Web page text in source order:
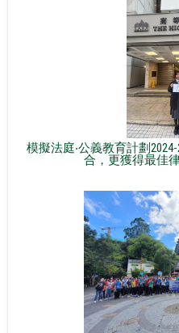
模擬法庭‧公義教育計劃
合，更獲得最佳